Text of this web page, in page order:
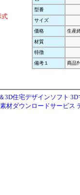
式
型番
サイズ
価格
生産
材質
特徴
備考１
商品
3D住宅デザインソフト
材ダウンロードサービス